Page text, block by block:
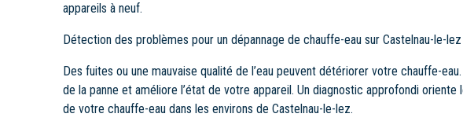
appareils à neuf.
Détection des problèmes pour un dépannage de chauffe-eau sur Castelnau-le-lez
Des fuites ou une mauvaise qualité de l’eau peuvent détériorer votre chauffe-
de la panne et améliore l’état de votre appareil. Un diagnostic approfondi oriente
de votre chauffe-eau dans les environs de Castelnau-le-lez.